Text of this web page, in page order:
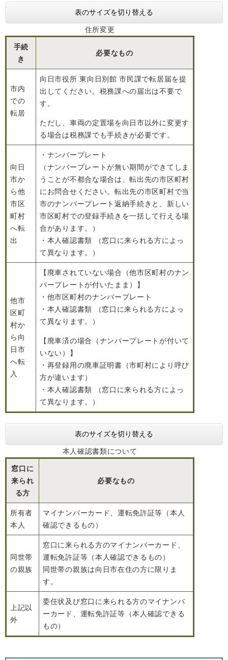
表のサイズを切り替える
住所変更
手続
き
必要なもの
市内
での
転居
向日市役所 東向日別館 市民課で転居届を提
出してください。税務課への届出は不要で
す。
ただし、車両の定置場を向日市以外に変更す
る場合は税務課でも手続きが必要です。
向日
市か
ら他
市区
町村
へ転
出
・ナンバープレート
（ナンバープレートが無い期間ができてしま
うことが不都合な場合は、転出先の市区町村
にお問合せください。転出先の市区町村で当
市のナンバープレート返納手続きと、新しい
市区町村での登録手続きを一括して行える場
合があります。）
・本人確認書類 （窓口に来られる方によっ
て異なります。）
他市
区町
村か
ら向
日市
へ転
入
【廃車されていない場合（他市区町村のナン
バープレートが付いたまま）】
・他市区町村のナンバープレート
・本人確認書類 （窓口に来られる方によっ
て異なります。）
【廃車済の場合（ナンバープレートが付いて
いない）】
・再登録用の廃車証明書（市町村により呼び
方が違います）
・本人確認書類 （窓口に来られる方によっ
て異なります。）
表のサイズを切り替える
本人確認書類について
窓口に
来られ
る方
必要なもの
所有者
本人
マイナンバーカード、運転免許証等（本人
確認できるもの）
同世帯
の親族
窓口に来られる方のマイナンバーカード、
運転免許証等（本人確認できるもの）
同世帯の親族は向日市在住の方に限りま
す。
上記以
外
委任状及び窓口に来られる方のマイナンバ
ーカード、運転免許証等（本人確認できる
もの）